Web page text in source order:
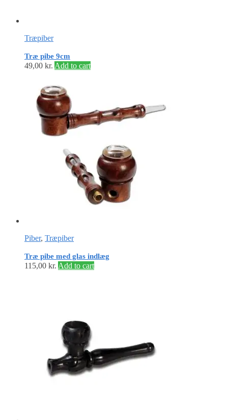
Træpiber
Træ pibe 9cm
49,00 kr. Add to cart
Piber, Træpiber
Træ pibe med glas indlæg
115,00 kr. Add to cart